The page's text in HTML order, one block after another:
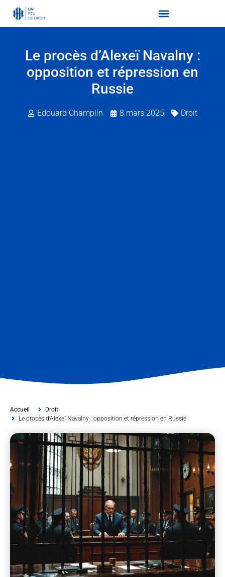
Le procès d’Alexeï Navalny :
opposition et répression en
Russie
Edouard Champlin 8 mars 2025 Droit
Accueil
Droit
Le procès d’Alexeï Navalny : opposition et répression en Russie